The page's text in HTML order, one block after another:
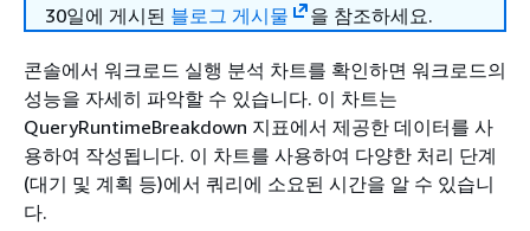
30일에 게시된 블로그 게시물 을 참조하세요.
콘솔에서 워크로드 실행 분석 차트를 확인하면 워크로드의
성능을 자세히 파악할 수 있습니다. 이 차트는
QueryRuntimeBreakdown 지표에서 제공한 데이터를 사
용하여 작성됩니다. 이 차트를 사용하여 다양한 처리 단계
(대기 및 계획 등)에서 쿼리에 소요된 시간을 알 수 있습니
다.